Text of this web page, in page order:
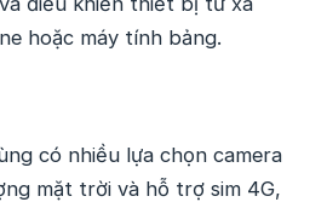
hoặc máy tính bảng.
có nhiều lựa chọn camera
mặt trời và hỗ trợ sim 4G,